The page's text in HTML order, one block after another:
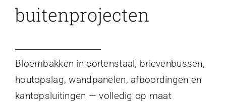
buitenprojecten
Bloembakken in cortenstaal, brievenbussen,
houtopslag, wandpanelen, afboordingen en
kantopsluitingen — volledig op maat